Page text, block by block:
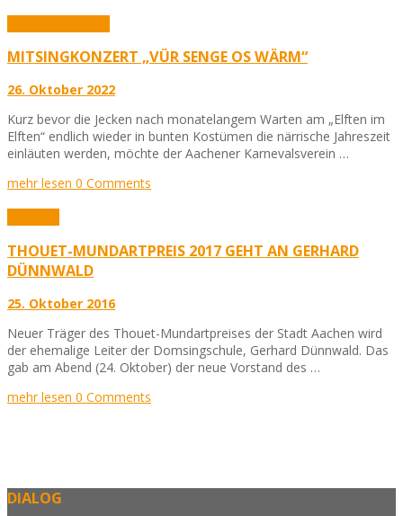
MITSINGKONZERT „VÜR SENGE OS WÄRM“
26. Oktober 2022
Kurz bevor die Jecken nach monatelangem Warten am „Elften im
Elften“ endlich wieder in bunten Kostümen die närrische Jahreszeit
einläuten werden, möchte der Aachener Karnevalsverein …
mehr lesen 0 Comments
THOUET-MUNDARTPREIS 2017 GEHT AN GERHARD
DÜNNWALD
25. Oktober 2016
Neuer Träger des Thouet-Mundartpreises der Stadt Aachen wird
der ehemalige Leiter der Domsingschule, Gerhard Dünnwald. Das
gab am Abend (24. Oktober) der neue Vorstand des …
mehr lesen 0 Comments
DIALOG